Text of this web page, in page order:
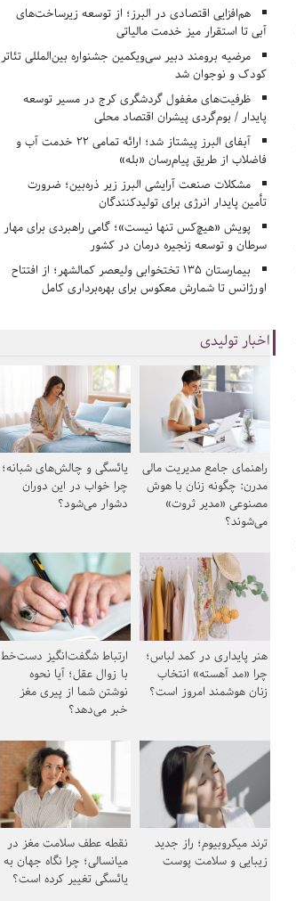
هم‌افزایی اقتصادی در البرز؛ از توسعه زیرساخت‌های
آبی تا استقرار میز خدمت مالیاتی
مرضیه برومند دبیر سی‌ویکمین جشنواره بین‌المللی تئاتر
کودک و نوجوان شد
ظرفیت‌های مغفول گردشگری کرج در مسیر توسعه
پایدار / بوم‌گردی پیشران اقتصاد محلی
آبفای البرز پیشتاز شد؛ ارائه تمامی ۲۲ خدمت آب و
فاضلاب از طریق پیام‌رسان «بله»
مشکلات صنعت آرایشی البرز زیر ذره‌بین؛ ضرورت
تأمین پایدار انرژی برای تولیدکنندگان
پویش «هیچ‌کس تنها نیست»؛ گامی راهبردی برای مهار
سرطان و توسعه زنجیره درمان در کشور
بیمارستان ۱۳۵ تختخوابی ولیعصر کمالشهر؛ از افتتاح
اورژانس تا شمارش معکوس برای بهره‌برداری کامل
اخبار تولیدی
راهنمای جامع مدیریت مالی
مدرن: چگونه زنان با هوش
مصنوعی «مدیر ثروت»
می‌شوند؟
یائسگی و چالش‌های شبانه؛
چرا خواب در این دوران
دشوار می‌شود؟
هنر پایداری در کمد لباس؛
چرا «مد آهسته» انتخاب
زنان هوشمند امروز است؟
ارتباط شگفت‌انگیز دست‌خط
با زوال عقل؛ آیا نحوه
نوشتن شما از پیری مغز
خبر می‌دهد؟
ترند میکروبیوم؛ راز جدید
زیبایی و سلامت پوست
نقطه عطف سلامت مغز در
میانسالی؛ چرا نگاه جهان به
یائسگی تغییر کرده است؟